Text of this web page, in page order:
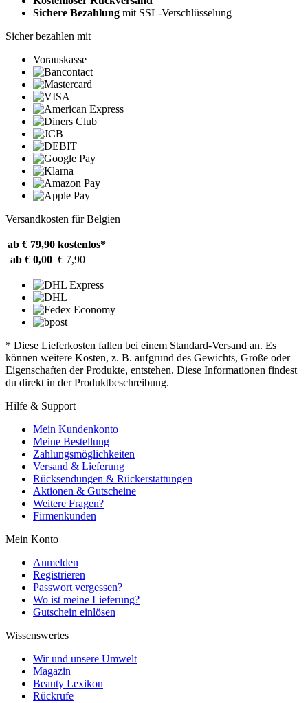
Sichere Bezahlung mit SSL-Verschlüsselung
Sicher bezahlen mit
Vorauskasse
Versandkosten für Belgien
ab € 79,90 kostenlos*
ab € 0,00 € 7,90
* Diese Lieferkosten fallen bei einem Standard-Versand an. Es
können weitere Kosten, z. B. aufgrund des Gewichts, Größe oder
Eigenschaften der Produkte, entstehen. Diese Informationen findest
du direkt in der Produktbeschreibung.
Hilfe & Support
Mein Kundenkonto
Meine Bestellung
Zahlungsmöglichkeiten
Versand & Lieferung
Rücksendungen & Rückerstattungen
Aktionen & Gutscheine
Weitere Fragen?
Firmenkunden
Mein Konto
Anmelden
Registrieren
Passwort vergessen?
Wo ist meine Lieferung?
Gutschein einlösen
Wissenswertes
Wir und unsere Umwelt
Magazin
Beauty Lexikon
Rückrufe